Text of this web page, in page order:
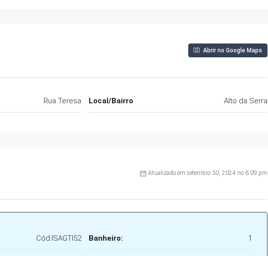
Abrir no Google Maps
Rua Teresa Local/Bairro Alto da Serra
Atualizado em setembro 30, 2024 no 6:09 pm
Cód.ISAGTI52 Banheiro: 1